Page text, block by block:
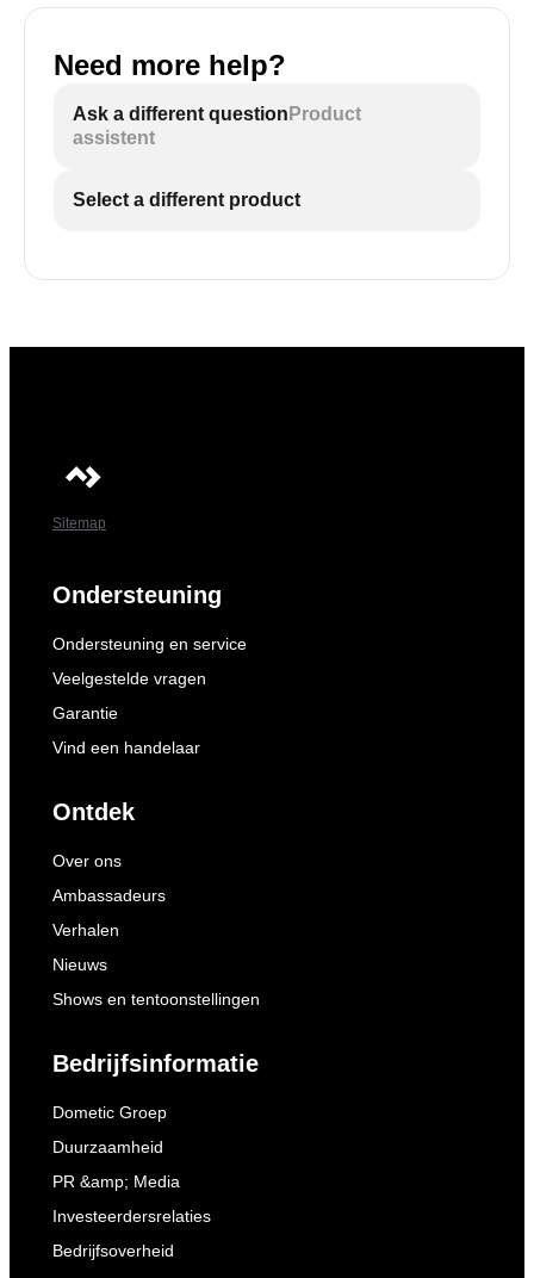
Need more help?
Ask a different question Product
assistent
Select a different product
Sitemap
Ondersteuning
Ondersteuning en service
Veelgestelde vragen
Garantie
Vind een handelaar
Ontdek
Over ons
Ambassadeurs
Verhalen
Nieuws
Shows en tentoonstellingen
Bedrijfsinformatie
Dometic Groep
Duurzaamheid
PR &amp; Media
Investeerdersrelaties
Bedrijfsoverheid